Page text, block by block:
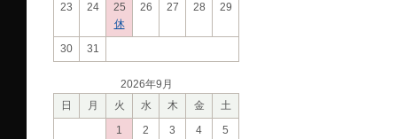
23 24
25
休
26 27 28 29
30 31
2026年9月
日
月 火 水 木 金
土
1
2 3 4 5